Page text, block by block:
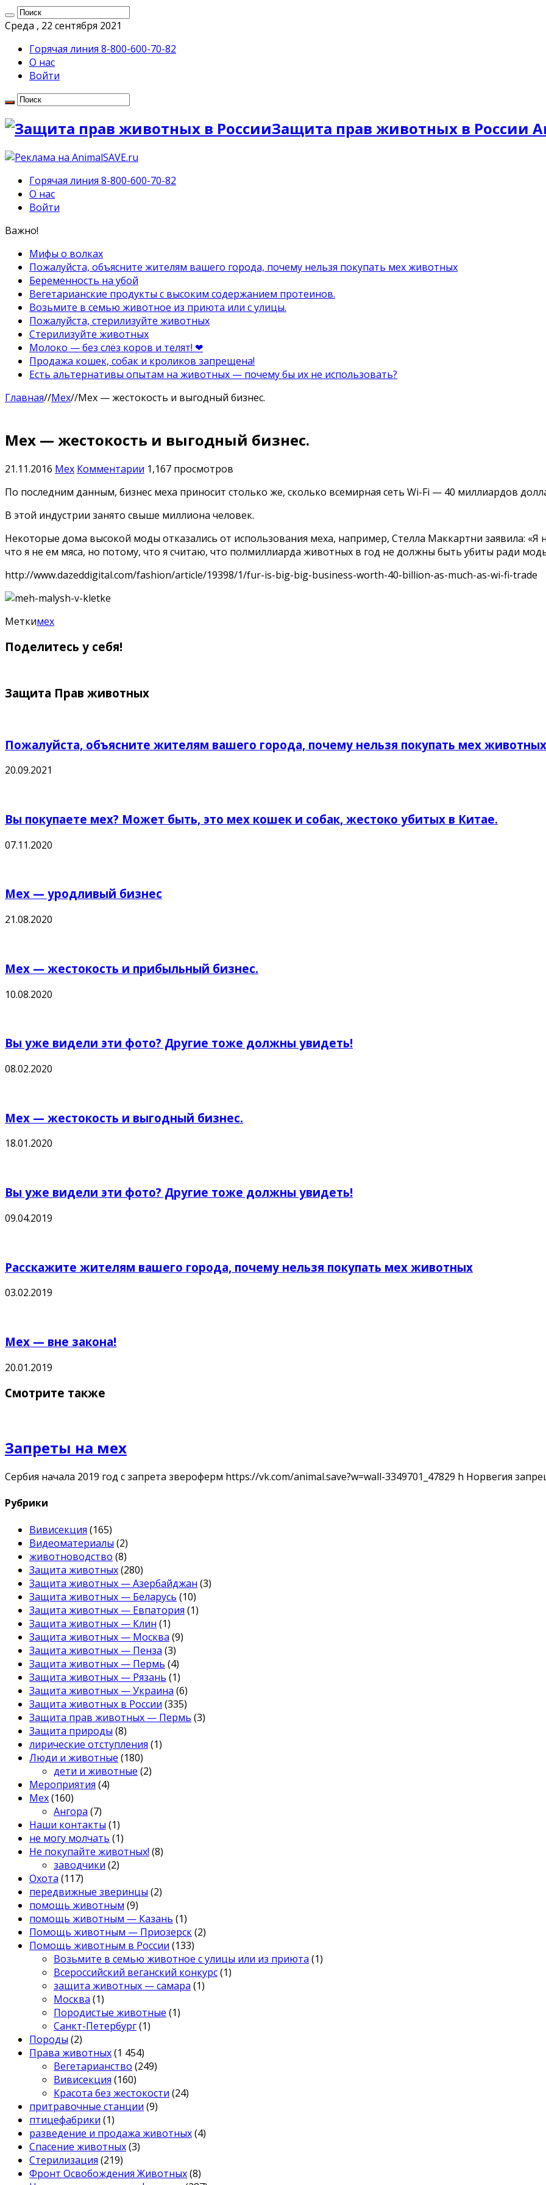
Среда , 22 сентября 2021
Горячая линия 8-800-600-70-82
О нас
Войти
Защита прав животных в России
Горячая линия 8-800-600-70-82
О нас
Войти
Важно!
Мифы о волках
Пожалуйста, объясните жителям вашего города, почему нельзя покупать мех животных
Беременность на убой
Вегетарианские продукты с высоким содержанием протеинов.
Возьмите в семью животное из приюта или с улицы.
Пожалуйста, стерилизуйте животных
Стерилизуйте животных
Молоко — без слёз коров и телят! ❤
Продажа кошек, собак и кроликов запрещена!
Есть альтернативы опытам на животных — почему бы их не использовать?
Главная//Мех//Мех — жестокость и выгодный бизнес.
Мех — жестокость и выгодный бизнес.
21.11.2016 Мех Комментарии 1,167 просмотров
По последним данным, бизнес меха приносит столько же, сколько всемирная сеть Wi-Fi — 40 миллиардов
В этой индустрии занято свыше миллиона человек.
Некоторые дома высокой моды отказались от использования меха, например, Стелла Маккартни заявила:
что я не ем мяса, но потому, что я считаю, что полмиллиарда животных в год не должны быть убиты ради
http://www.dazeddigital.com/fashion/article/19398/1/fur-is-big-big-business-worth-40-billion-as-much-as-wi-fi-trade
Меткимех
Поделитесь у себя!
Защита Прав животных
Пожалуйста, объясните жителям вашего города, почему нельзя покупать мех животных
20.09.2021
Вы покупаете мех? Может быть, это мех кошек и собак, жестоко убитых в Китае.
07.11.2020
Мех — уродливый бизнес
21.08.2020
Мех — жестокость и прибыльный бизнес.
10.08.2020
Вы уже видели эти фото? Другие тоже должны увидеть!
08.02.2020
Мех — жестокость и выгодный бизнес.
18.01.2020
Вы уже видели эти фото? Другие тоже должны увидеть!
09.04.2019
Расскажите жителям вашего города, почему нельзя покупать мех животных
03.02.2019
Мех — вне закона!
20.01.2019
Смотрите также
Запреты на мех
Сербия начала 2019 год с запрета звероферм https://vk.com/animal.save?w=wall-3349701_47829 h Норвегия
Рубрики
Вивисекция (165)
Видеоматериалы (2)
животноводство (8)
Защита животных(280)
Защита животных — Азербайджан (3)
Защита животных — Беларусь (10)
Защита животных — Евпатория (1)
Защита животных — Клин (1)
Защита животных — Москва (9)
Защита животных — Пенза (3)
Защита животных — Пермь (4)
Защита животных — Рязань (1)
Защита животных — Украина (6)
Защита животных в России (335)
Защита прав животных — Пермь (3)
Защита природы (8)
лирические отступления (1)
Люди и животные (180)
дети и животные (2)
Мероприятия (4)
Мех(160)
Ангора (7)
Наши контакты (1)
не могу молчать (1)
Не покупайте животных! (8)
заводчики (2)
Охота (117)
передвижные зверинцы (2)
помощь животным (9)
помощь животным — Казань (1)
Помощь животным — Приозерск(2)
Помощь животным в России (133)
Возьмите в семью животное с улицы или из приюта (1)
Всероссийский веганский конкурс(1)
защита животных — самара (1)
Москва (1)
Породистые животные (1)
Санкт-Петербург(1)
Породы (2)
Права животных(1 454)
Вегетарианство (249)
Вивисекция (160)
Красота без жестокости (24)
притравочные станции (9)
птицефабрики (1)
разведение и продажа животных(4)
Спасение животных(3)
Стерилизация (219)
Фронт Освобождения Животных(8)